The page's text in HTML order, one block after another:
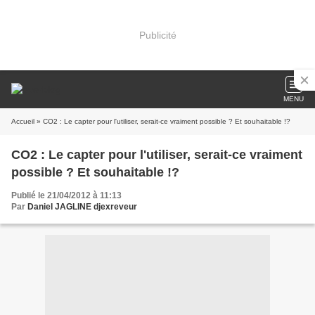
Publicité
MENU
Accueil » CO2 : Le capter pour l'utiliser, serait-ce vraiment possible ? Et souhaitable !?
CO2 : Le capter pour l'utiliser, serait-ce vraiment
possible ? Et souhaitable !?
Publié le 21/04/2012 à 11:13
Par Daniel JAGLINE djexreveur